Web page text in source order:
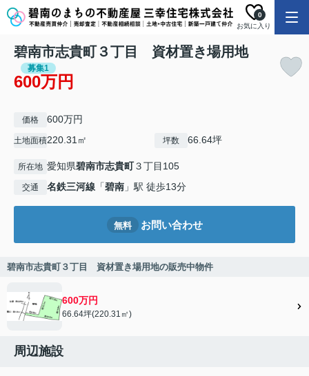
お気に入り
0
碧南市志貴町３丁目 資材置き場用地
募集1
600万円
価格 600万円
土地面積220.31㎡ 坪数 66.64坪
所在地 愛知県碧南市志貴町３丁目105
交通 名鉄三河線 「碧南 」駅 徒歩13分
無料 お問い合わせ
碧南市志貴町３丁目 資材置き場用地の販売中物件
600万円
66.64坪(220.31㎡)
周辺施設